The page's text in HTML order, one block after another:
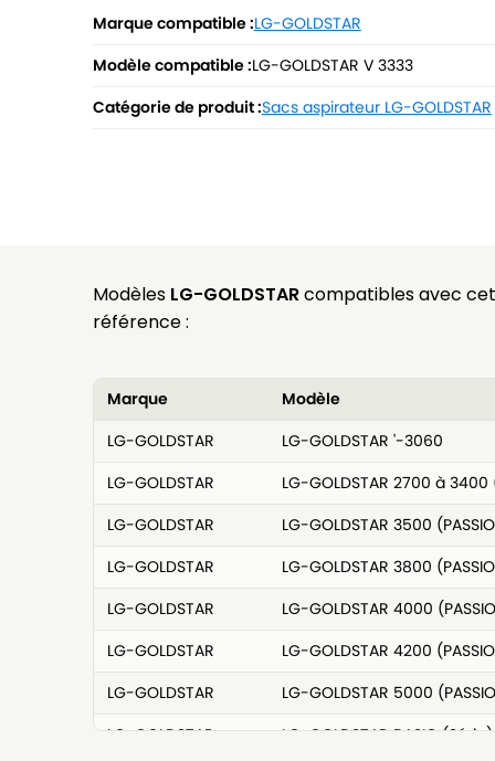
Marque compatible :LG-GOLDSTAR
Modèle compatible :LG-GOLDSTAR V 3333
Catégorie de produit :Sacs aspirateur LG-GOLDSTAR
Modèles LG-GOLDSTARcompatibles avec
référence :
Marque
Modèle
LG-GOLDSTAR
LG-GOLDSTAR '-3060
LG-GOLDSTAR
LG-GOLDSTAR 2700 à 3400
LG-GOLDSTAR
LG-GOLDSTAR 3500
LG-GOLDSTAR
LG-GOLDSTAR 3800
LG-GOLDSTAR
LG-GOLDSTAR 4000
LG-GOLDSTAR
LG-GOLDSTAR 4200
LG-GOLDSTAR
LG-GOLDSTAR 5000
LG-GOLDSTAR
LG-GOLDSTAR BASIC (Série)